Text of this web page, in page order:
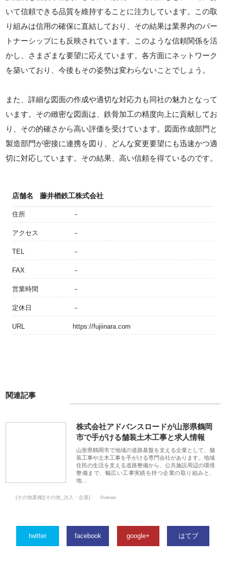
いて信頼できる品質を維持することに注力しています。この取
り組みは信用の確保に直結しており、その結果は業界内のパー
トナーシップにも反映されています。このような信頼関係を活
かし、さまざまな要望に応えています。各方面にネットワーク
を築いており、今後もその姿勢は変わらないことでしょう。
また、詳細な図面の作成や適切な対応力も同社の魅力となって
います。その緻密な図面は、鉄骨加工の精度向上に貢献してお
り、その的確さから高い評価を受けています。図面作成部門と
製造部門が密接に連携を図り、どんな変更要望にも迅速かつ適
切に対応しています。その結果、高い信頼を得ているのです。
店舗名 藤井楢鉄工株式会社
住所 －
アクセス －
TEL －
FAX －
営業時間 －
定休日 －
URL https://fujiinara.com
関連記事
株式会社アドバンスロードが山形県鶴岡
市で手がける舗装土木工事と求人情報
山形県鶴岡市で地域の道路基盤を支える企業として、舗
装工事や土木工事を手がける専門会社があります。地域
住民の生活を支える道路整備から、公共施設周辺の環境
整備まで、幅広い工事実績を持つ企業の取り組みと、
地…
[その他業種][その他_法人・企業] 0views
twitter facebook google+ はてブ